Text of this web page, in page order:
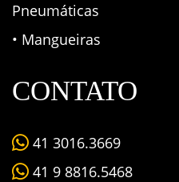
Pneumáticas
• Mangueiras
CONTATO
41 3016.3669
41 9 8816.5468